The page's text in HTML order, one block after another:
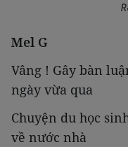
Mel G
Vâng ! Gây bàn
ngày vừa qua
Chuyện du học
về nước nhà